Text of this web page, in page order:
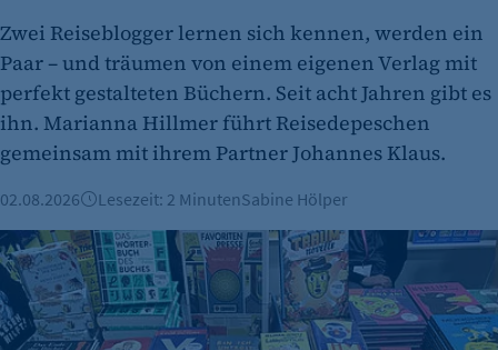
Name:
isSdEnabled
Anbieter:
etracker GmbH
Zweck:
Scrolltiefe gemessen wird.
Cookie Laufzeit:
24 Std.
Zwei Reiseblogger lernen sich kennen, werden ein
Paar – und träumen von einem eigenen Verlag mit
perfekt gestalteten Büchern. Seit acht Jahren gibt es
ihn. Marianna Hillmer führt Reisedepeschen
gemeinsam mit ihrem Partner Johannes Klaus.
02.08.2026 Lesezeit: 2 MinutenSabine Hölper
Vorgestellt: Bodo von Hodenberg, Gründer von